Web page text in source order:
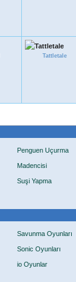
Tattletale
Penguen Uçurma
Madencisi
Suşi Yapma
Savunma Oyunları
Sonic Oyunları
io Oyunlar